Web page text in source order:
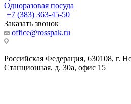
Одноразовая посуда
+7 (383) 363-45-50
Заказать звонок
office@rosspak.ru
Российская Федерация, 630108, г.
Станционная, д. 30а, офис 15